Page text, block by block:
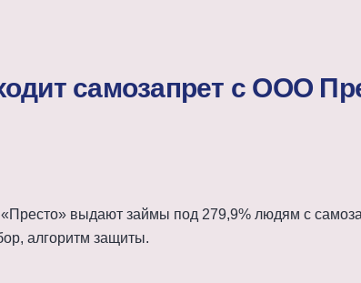
самозапрет с ООО
выдают займы под 279,9% людям с
алгоритм защиты.